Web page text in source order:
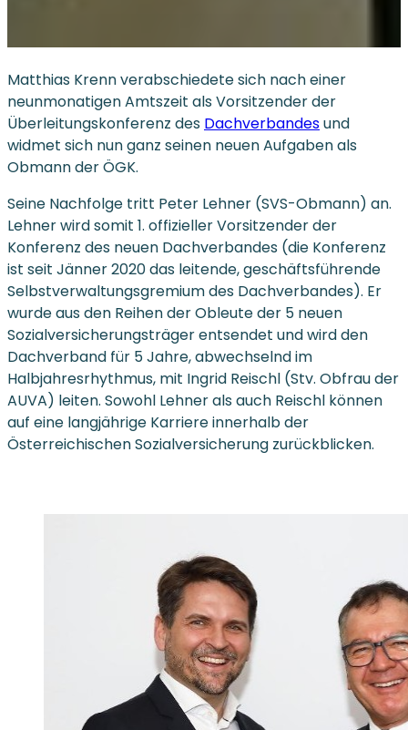
Matthias Krenn verabschiedete sich nach einer
neunmonatigen Amtszeit als Vorsitzender der
Überleitungskonferenz des Dachverbandesund
widmet sich nun ganz seinen neuen Aufgaben als
Obmann der ÖGK.
Seine Nachfolge tritt Peter Lehner (SVS-Obmann) an.
Lehner wird somit 1. offizieller Vorsitzender der
Konferenz des neuen Dachverbandes (die Konferenz
ist seit Jänner 2020 das leitende, geschäftsführende
Selbstverwaltungsgremium des Dachverbandes). Er
wurde aus den Reihen der Obleute der 5 neuen
Sozialversicherungsträger entsendet und wird den
Dachverband für 5 Jahre, abwechselnd im
Halbjahresrhythmus, mit Ingrid Reischl (Stv. Obfrau der
AUVA) leiten. Sowohl Lehner als auch Reischl können
auf eine langjährige Karriere innerhalb der
Österreichischen Sozialversicherung zurückblicken.